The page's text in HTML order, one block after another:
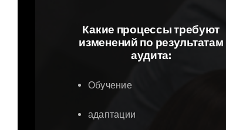
Какие процессы требуют
изменений по результатам
аудита:
Обучение
адаптации